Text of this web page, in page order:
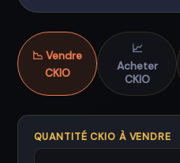
📉 Vendre
CKIO
📈
Acheter
CKIO
QUANTITÉ CKIO À VENDRE